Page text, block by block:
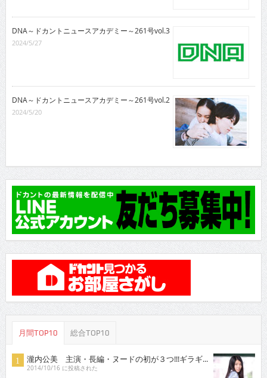
DNA～ドカントニュースアカデミー～261号vol.3
2024/5/27
DNA～ドカントニュースアカデミー～261号vol.2
2024/5/20
月間TOP10 総合TOP10
瀧内公美 主演・長編・ヌードの初が３つ!!!ギラギ...
2014/10/16 に投稿された